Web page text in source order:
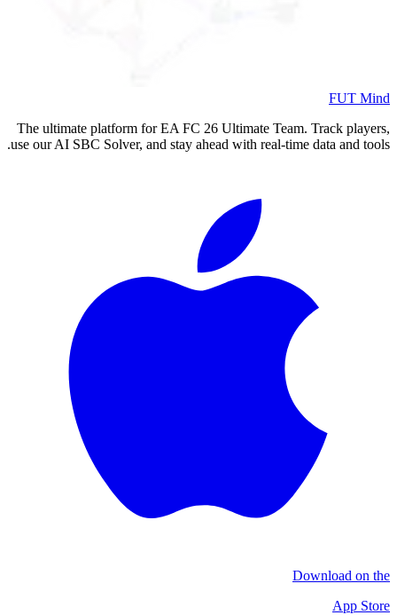
FUT Mind
The ultimate platform for EA FC 26 Ultimate Team. Track players,
use our AI SBC Solver, and stay ahead with real-time data and tools.
Download on the
App Store